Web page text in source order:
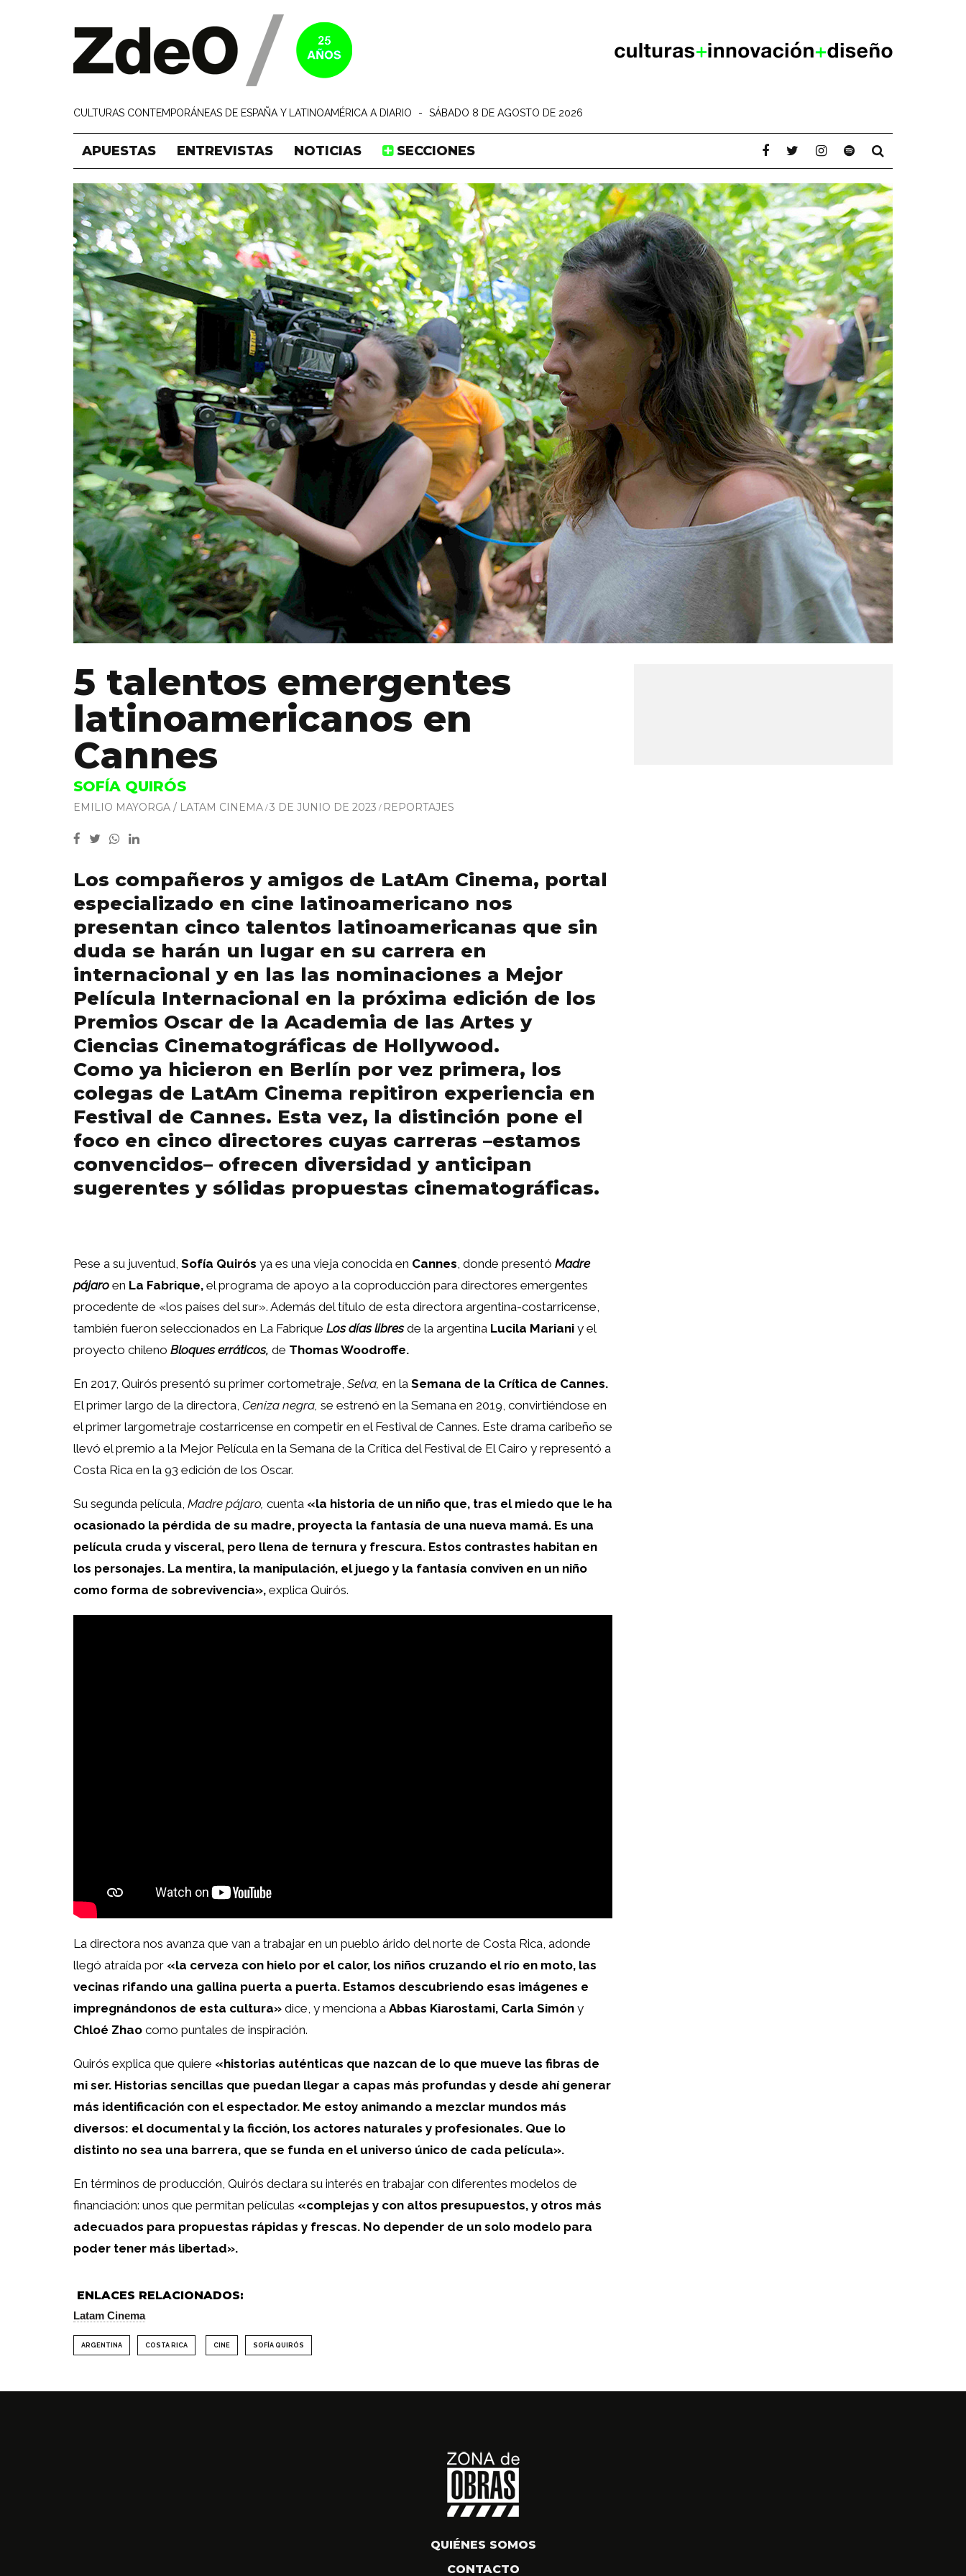
CULTURAS CONTEMPORÁNEAS DE ESPAÑA Y LATINOAMÉRICA A DIARIO - SÁBADO 8 DE AGOSTO DE 2026
APUESTAS ENTREVISTAS NOTICIAS SECCIONES
5 talentos emergentes
latinoamericanos en
Cannes
SOFÍA QUIRÓS
EMILIO MAYORGA / LATAM CINEMA 3 DE JUNIO DE 2023 REPORTAJES
Los compañeros y amigos de LatAm Cinema, portal
especializado en cine latinoamericano nos
presentan cinco talentos latinoamericanas que sin
duda se harán un lugar en su carrera en
internacional y en las las nominaciones a Mejor
Película Internacional en la próxima edición de los
Premios Oscar de la Academia de las Artes y
Ciencias Cinematográficas de Hollywood.
Como ya hicieron en Berlín por vez primera, los
colegas de LatAm Cinema repitiron experiencia en
Festival de Cannes. Esta vez, la distinción pone el
foco en cinco directores cuyas carreras –estamos
convencidos– ofrecen diversidad y anticipan
sugerentes y sólidas propuestas cinematográficas.
Pese a su juventud, Sofía Quirós ya es una vieja conocida en Cannes, donde presentó Madre
pájaro en La Fabrique, el programa de apoyo a la coproducción para directores emergentes
procedente de «los países del sur». Además del título de esta directora argentina-costarricense,
también fueron seleccionados en La Fabrique Los días libresde la argentina Lucila Mariani y el
proyecto chileno Bloques erráticos, de Thomas Woodroffe.
En 2017, Quirós presentó su primer cortometraje, Selva, en la Semana de la Crítica de Cannes.
El primer largo de la directora, Ceniza negra, se estrenó en la Semana en 2019, convirtiéndose en
el primer largometraje costarricense en competir en el Festival de Cannes. Este drama caribeño se
llevó el premio a la Mejor Película en la Semana de la Crítica del Festival de El Cairo y representó a
Costa Rica en la 93 edición de los Oscar.
Su segunda película, Madre pájaro, cuenta «la historia de un niño que, tras el miedo que le ha
ocasionado la pérdida de su madre, proyecta la fantasía de una nueva mamá. Es una
película cruda y visceral, pero llena de ternura y frescura. Estos contrastes habitan en
los personajes. La mentira, la manipulación, el juego y la fantasía conviven en un niño
como forma de sobrevivencia», explica Quirós.
La directora nos avanza que van a trabajar en un pueblo árido del norte de Costa Rica, adonde
llegó atraída por «la cerveza con hielo por el calor, los niños cruzando el río en moto, las
vecinas rifando una gallina puerta a puerta. Estamos descubriendo esas imágenes e
impregnándonos de esta cultura» dice, y menciona a Abbas Kiarostami, Carla Simón y
Chloé Zhao como puntales de inspiración.
Quirós explica que quiere «historias auténticas que nazcan de lo que mueve las fibras de
mi ser. Historias sencillas que puedan llegar a capas más profundas y desde ahí generar
más identificación con el espectador. Me estoy animando a mezclar mundos más
diversos: el documental y la ficción, los actores naturales y profesionales. Que lo
distinto no sea una barrera, que se funda en el universo único de cada película».
En términos de producción, Quirós declara su interés en trabajar con diferentes modelos de
financiación: unos que permitan películas «complejas y con altos presupuestos, y otros más
adecuados para propuestas rápidas y frescas. No depender de un solo modelo para
poder tener más libertad».
ENLACES RELACIONADOS:
Latam Cinema
ARGENTINA COSTA RICA CINE SOFÍA QUIRÓS
QUIÉNES SOMOS
CONTACTO